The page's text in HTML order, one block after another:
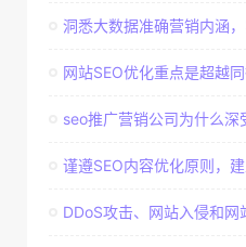
洞悉大数据准确营销内涵
网站SEO优化重点是超越
seo推广营销公司为什么深
谨遵SEO内容优化原则，
DDoS攻击、网站入侵和网